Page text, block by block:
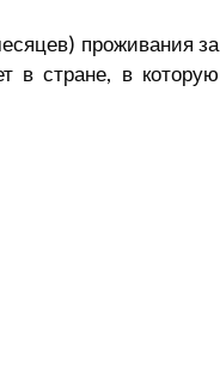
проживания за
в стране, в которую